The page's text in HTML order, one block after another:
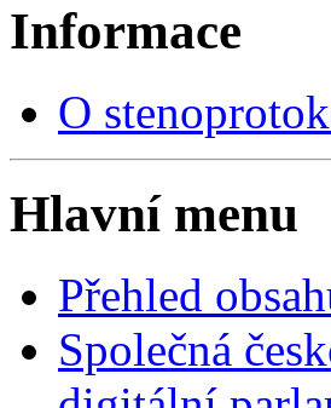
Informace
O
Hlavní menu
Přehled
Společná